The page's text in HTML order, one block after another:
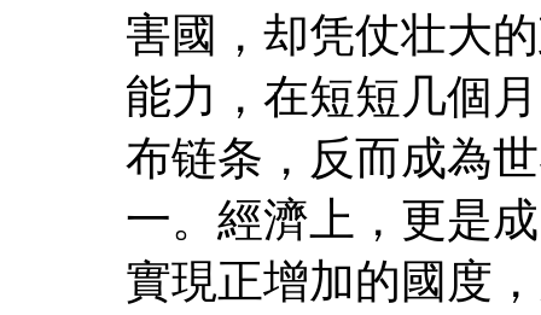
害國，却凭仗壮大
能力，在短短几個
布链条，反而成為
一。經濟上，更是
實現正增加的國度